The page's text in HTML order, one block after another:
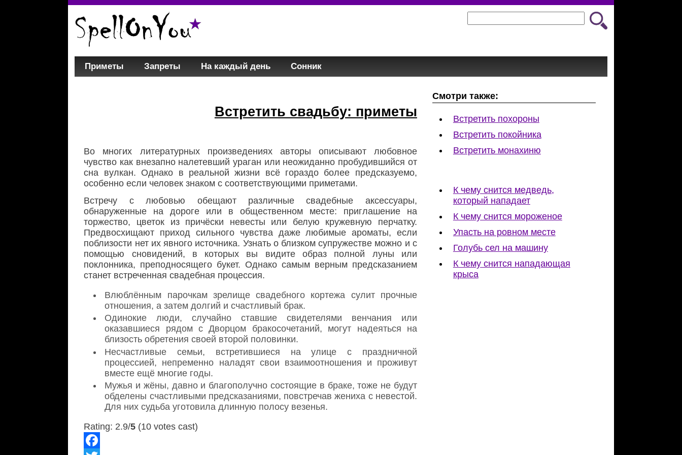
Приметы Запреты На каждый день Сонник
Встретить свадьбу: приметы
Во многих литературных произведениях авторы описывают любовное
чувство как внезапно налетевший ураган или неожиданно пробудившийся от
сна вулкан. Однако в реальной жизни всё гораздо более предсказуемо,
особенно если человек знаком с соответствующими приметами.
Встречу с любовью обещают различные свадебные аксессуары,
обнаруженные на дороге или в общественном месте: приглашение на
торжество, цветок из причёски невесты или белую кружевную перчатку.
Предвосхищают приход сильного чувства даже любимые ароматы, если
поблизости нет их явного источника. Узнать о близком супружестве можно и с
помощью сновидений, в которых вы видите образ полной луны или
поклонника, преподносящего букет. Однако самым верным предсказанием
станет встреченная свадебная процессия.
Влюблённым парочкам зрелище свадебного кортежа сулит прочные
отношения, а затем долгий и счастливый брак.
Одинокие люди, случайно ставшие свидетелями венчания или
оказавшиеся рядом с Дворцом бракосочетаний, могут надеяться на
близость обретения своей второй половинки.
Несчастливые семьи, встретившиеся на улице с праздничной
процессией, непременно наладят свои взаимоотношения и проживут
вместе ещё многие годы.
Мужья и жёны, давно и благополучно состоящие в браке, тоже не будут
обделены счастливыми предсказаниями, повстречав жениха с невестой.
Для них судьба уготовила длинную полосу везенья.
Rating: 2.9/5 (10 votes cast)
Смотри также:
Встретить похороны
Встретить покойника
Встретить монахиню
К чему снится медведь,
который нападает
К чему снится мороженое
Упасть на ровном месте
Голубь сел на машину
К чему снится нападающая
крыса